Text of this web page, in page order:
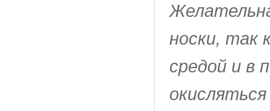
носки, так
средой и в